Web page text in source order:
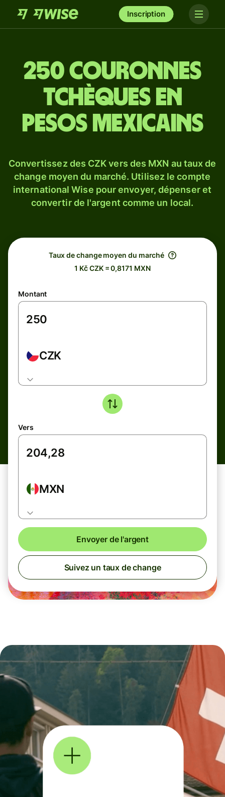
Inscription
250 couronnes
tchèques en
pesos mexicains
Convertissez des CZK vers des MXN au taux de
change moyen du marché. Utilisez le compte
international Wise pour envoyer, dépenser et
convertir de l'argent comme un local.
Taux de change moyen du marché
1 Kč CZK = 0,8171 MXN
Montant
CZK
Vers
MXN
Envoyer de l'argent
Suivez un taux de change